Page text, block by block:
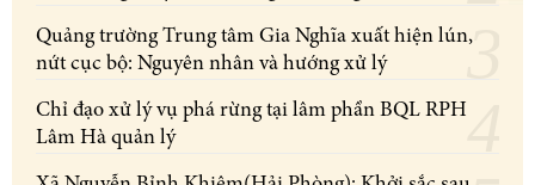
Quảng trường Trung tâm Gia Nghĩa xuất hiện lún,
nứt cục bộ: Nguyên nhân và hướng xử lý
Chỉ đạo xử lý vụ phá rừng tại lâm phần BQL RPH
Lâm Hà quản lý